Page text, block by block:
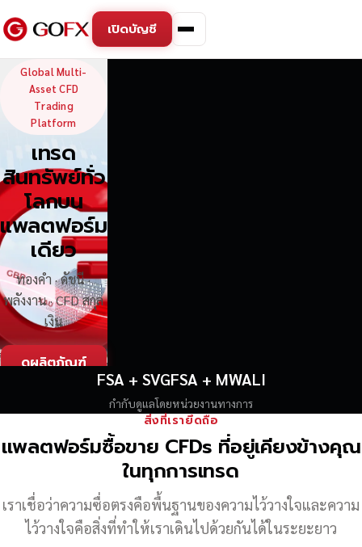
เปิดบัญชี
GoFX — Global Multi-
Global Multi-
Asset CFD
Trading
Platform
เทรด
สินทรัพย์ทั่ว
โลกบน
แพลตฟอร์ม
เดียว
ทองคำ · ดัชนี ·
พลังงาน · CFD สกุล
เงิน
ดูผลิตภัณฑ์
FSA + SVGFSA + MWALI
กำกับดูแลโดยหน่วยงานทางการ
สิ่งที่เรายึดถือ
แพลตฟอร์มซื้อขาย CFDs ที่อยู่เคียงข้างคุณ
ในทุกการเทรด
เราเชื่อว่าความซื่อตรงคือพื้นฐานของความไว้วางใจและความ
ไว้วางใจคือสิ่งที่ทำให้เราเดินไปด้วยกันได้ในระยะยาว